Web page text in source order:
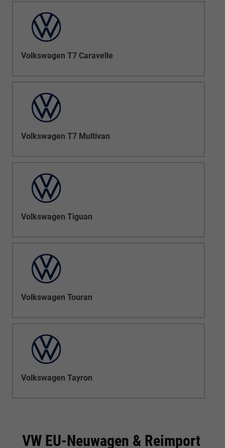
Volkswagen T7 Caravelle
Volkswagen T7 Multivan
Volkswagen Tiguan
Volkswagen Touran
Volkswagen Tayron
VW EU-Neuwagen & Reimport